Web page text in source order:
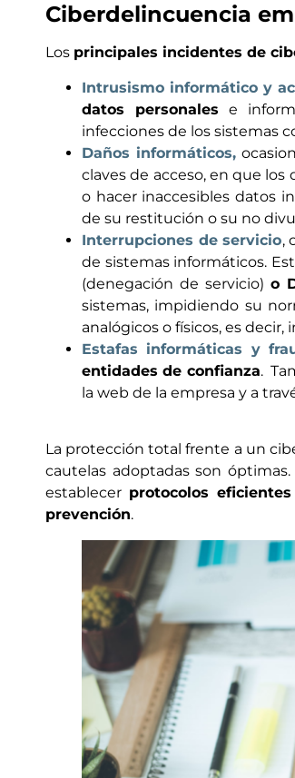
Ciberdelincuencia
Los principales incidentes de
Intrusismo informático y
datos personales e
infecciones de los sistemas
Daños informáticos,
claves de acceso, en que
o hacer inaccesibles datos
de su restitución o su no
Interrupciones de servicio,
de sistemas informáticos.
(denegación de servicio) o
sistemas, impidiendo su
analógicos o físicos, es
Estafas informáticas y
entidades de confianza.
la web de la empresa y a
La protección total frente a un
cautelas adoptadas son
establecer protocolos
prevención.